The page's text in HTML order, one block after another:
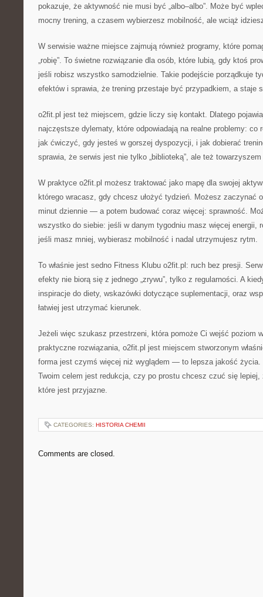
pokazuje, że aktywność nie musi być „albo–albo”. Może być
mocny trening, a czasem wybierzesz mobilność, ale wciąż
W serwisie ważne miejsce zajmują również programy, które
„robię”. To świetne rozwiązanie dla osób, które lubią, gdy ktoś
jeśli robisz wszystko samodzielnie. Takie podejście porządkuje
efektów i sprawia, że trening przestaje być przypadkiem, a staje
o2fit.pl jest też miejscem, gdzie liczy się kontakt. Dlatego
najczęstsze dylematy, które odpowiadają na realne problemy: co
jak ćwiczyć, gdy jesteś w gorszej dyspozycji, i jak dobierać
sprawia, że serwis jest nie tylko „biblioteką”, ale też
W praktyce o2fit.pl możesz traktować jako mapę dla swojej
którego wracasz, gdy chcesz ułożyć tydzień. Możesz zaczynać
minut dziennie — a potem budować coraz więcej: sprawność.
wszystko do siebie: jeśli w danym tygodniu masz więcej energii,
jeśli masz mniej, wybierasz mobilność i nadal utrzymujesz rytm.
To właśnie jest sedno Fitness Klubu o2fit.pl: ruch bez presji.
efekty nie biorą się z jednego „zrywu”, tylko z regularności. A
inspiracje do diety, wskazówki dotyczące suplementacji, oraz
łatwiej jest utrzymać kierunek.
Jeżeli więc szukasz przestrzeni, która pomoże Ci wejść poziom
praktyczne rozwiązania, o2fit.pl jest miejscem stworzonym
forma jest czymś więcej niż wyglądem — to lepsza jakość życia.
Twoim celem jest redukcja, czy po prostu chcesz czuć się
które jest przyjazne.
CATEGORIES: HISTORIA CHEMII
Comments are closed.